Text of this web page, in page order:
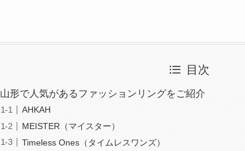
目次
山形で人気があるファッションリングをご紹介
AHKAH
MEISTER（マイスター）
Timeless Ones（タイムレスワンズ）